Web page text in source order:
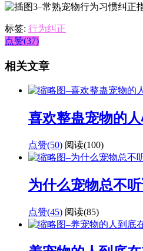
标签: 行为纠正
点赞(37)
相关文章
喜欢整蛊宠物的
点赞(50) 阅读(100)
为什么宠物总不
点赞(45) 阅读(85)